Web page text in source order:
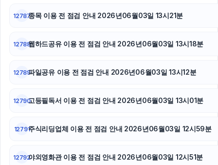
12787종목 이용 전 점검 안내 2026년06월03일 13시21분
12788웹하드공유 이용 전 점검 안내 2026년06월03일 13시18분
12789파일공유 이용 전 점검 안내 2026년06월03일 13시12분
12790고등필독서 이용 전 점검 안내 2026년06월03일 13시01분
12791주식리딩업체 이용 전 점검 안내 2026년06월03일 12시59분
12792야외영화관 이용 전 점검 안내 2026년06월03일 12시51분